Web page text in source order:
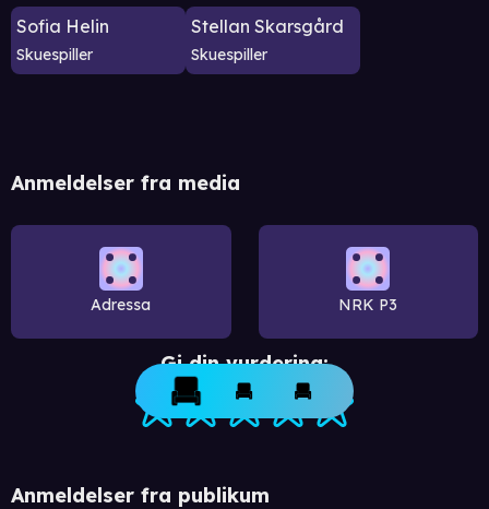
Sofia Helin
Skuespiller
Stellan Skarsgård
Skuespiller
Anmeldelser fra media
Adressa NRK P3
Gi din vurdering:
Anmeldelser fra publikum